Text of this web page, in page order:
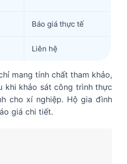
Báo giá thực tế
Liên hệ
mang tính chất tham khảo,
khi khảo sát công trình thực
cho xí nghiệp. Hộ gia đình
giá chi tiết.